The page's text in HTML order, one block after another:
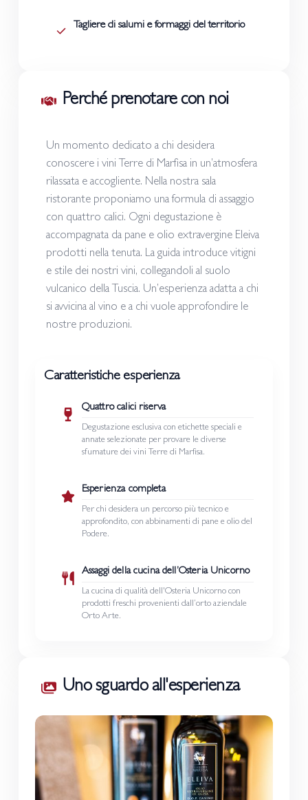
Perché prenotare con noi
Un momento dedicato a chi desidera
conoscere i vini Terre di Marfisa in un’atmosfera
rilassata e accogliente. Nella nostra sala
ristorante proponiamo una formula di assaggio
con quattro calici. Ogni degustazione è
accompagnata da pane e olio extravergine Eleiva
prodotti nella tenuta. La guida introduce vitigni
e stile dei nostri vini, collegandoli al suolo
vulcanico della Tuscia. Un’esperienza adatta a chi
si avvicina al vino e a chi vuole approfondire le
nostre produzioni.
Caratteristiche esperienza
Quattro calici riserva
Degustazione esclusiva con etichette speciali e
annate selezionate per provare le diverse
sfumature dei vini Terre di Marfisa.
Esperienza completa
Per chi desidera un percorso più tecnico e
approfondito, con abbinamenti di pane e olio del
Podere.
Assaggi della cucina dell’Osteria Unicorno
La cucina di qualità dell'Osteria Unicorno con
prodotti freschi provenienti dall’orto aziendale
Orto Arte.
Uno sguardo all'esperienza
Tagliere di salumi e formaggi del territorio